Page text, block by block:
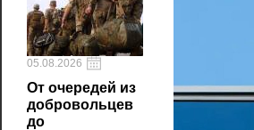
05.08.2026
От очередей из
добровольцев
до